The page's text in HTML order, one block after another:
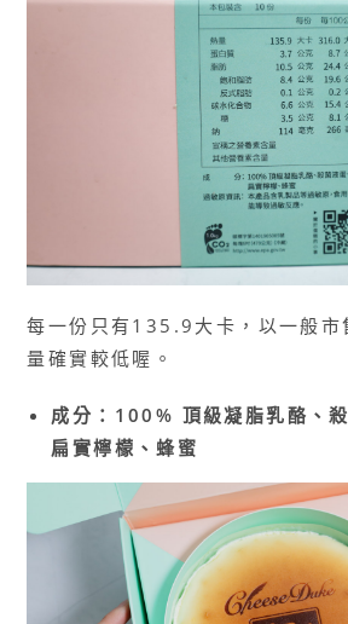
每一份只有135.9大卡，以一般市
量確實較低喔。
成分：100% 頂級凝脂乳酪、
扁實檸檬、蜂蜜